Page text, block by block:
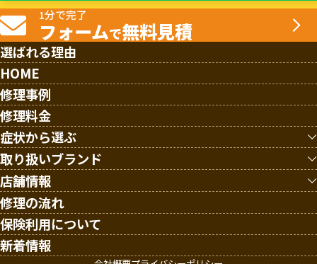
1分で完了
フォームで無料見積
HOME
修理事例
修理料金
選ばれる理由
修理の流れ
保険利用について
新着情報
症状から選ぶ
キャスター破損/交換
ハンドルの故障
伸縮ハンドル修理
鍵/サイドロック/TSAロック修理
ファスナー・スライダーの修理
スライダー・取手の交換
取り扱いブランド
ルイ・ヴィトン
リモワ
サムソナイト
TUMI
エース
店舗情報
新大阪店
仙台店
大阪難波店